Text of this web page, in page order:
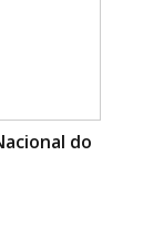
do